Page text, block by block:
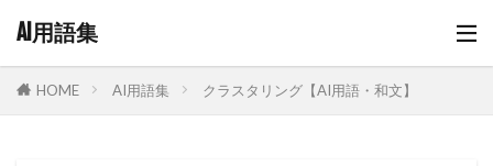
AI用語集
HOME AI用語集 クラスタリング【AI用語・和文】